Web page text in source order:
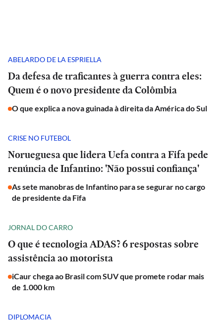
ABELARDO DE LA ESPRIELLA
Da defesa de traficantes à guerra contra eles:
Quem é o novo presidente da Colômbia
O que explica a nova guinada à direita da América do Sul
CRISE NO FUTEBOL
Norueguesa que lidera Uefa contra a Fifa pede
renúncia de Infantino: 'Não possui confiança'
As sete manobras de Infantino para se segurar no cargo
de presidente da Fifa
JORNAL DO CARRO
O que é tecnologia ADAS? 6 respostas sobre
assistência ao motorista
iCaur chega ao Brasil com SUV que promete rodar mais
de 1.000 km
DIPLOMACIA